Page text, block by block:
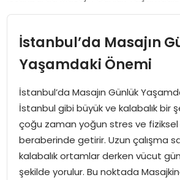
YAŞAM
EĞITIM
SOSYAL HABER
SPOR
EKONOMI
İstanbul’da Masajın
Yaşamdaki Önemi
İstanbul’da Masajın Günlük
İstanbul gibi büyük ve kalabalık bir
çoğu zaman yoğun stres ve
beraberinde getirir. Uzun çalışma
kalabalık ortamlar derken vücut
şekilde yorulur. Bu noktada